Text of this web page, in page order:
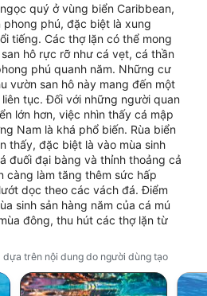
quý ở vùng biển Caribbean,
phong phú, đặc biệt là xung
tiếng. Các thợ lặn có thể mong
hô rực rỡ như cá vẹt, cá thần
phú quanh năm. Những cư
vườn san hô này mang đến một
tục. Đối với những người quan
lớn hơn, việc nhìn thấy cá mập
Nam là khá phổ biến. Rùa biển
thấy, đặc biệt là vào mùa sinh
đuối đại bàng và thỉnh thoảng cả
càng làm tăng thêm sức hấp
dọc theo các vách đá. Điểm
sinh sản hàng năm của cá mú
đông, thu hút các thợ lặn từ
trên nội dung do người dùng tạo